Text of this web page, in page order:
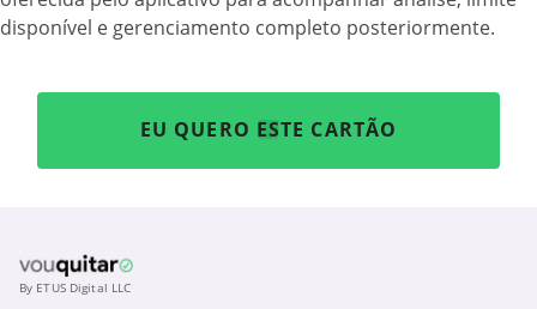
disponível e gerenciamento completo posteriormente.
EU QUERO ESTE CARTÃO
By ETUS Digital LLC